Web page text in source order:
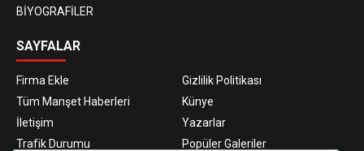
BİYOGRAFİLER
SAYFALAR
Firma Ekle
Gizlilik Politikası
Tüm Manşet Haberleri
Künye
İletişim
Yazarlar
Trafik Durumu
Popüler Galeriler